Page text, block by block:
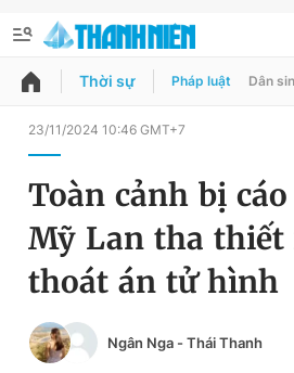
QUẢNG CÁO
Chuyên mục
Chuyên mục khác
Chào ngày mới Tin
Đổi mật khẩu
Tin đã lưu
Đăng xuất
Thời sự Pháp luật Dân
23/11/2024 10:46 GMT+7
Toàn cảnh bị
Mỹ Lan tha thiết
thoát án tử hình
Ngân Nga - Thái Thanh